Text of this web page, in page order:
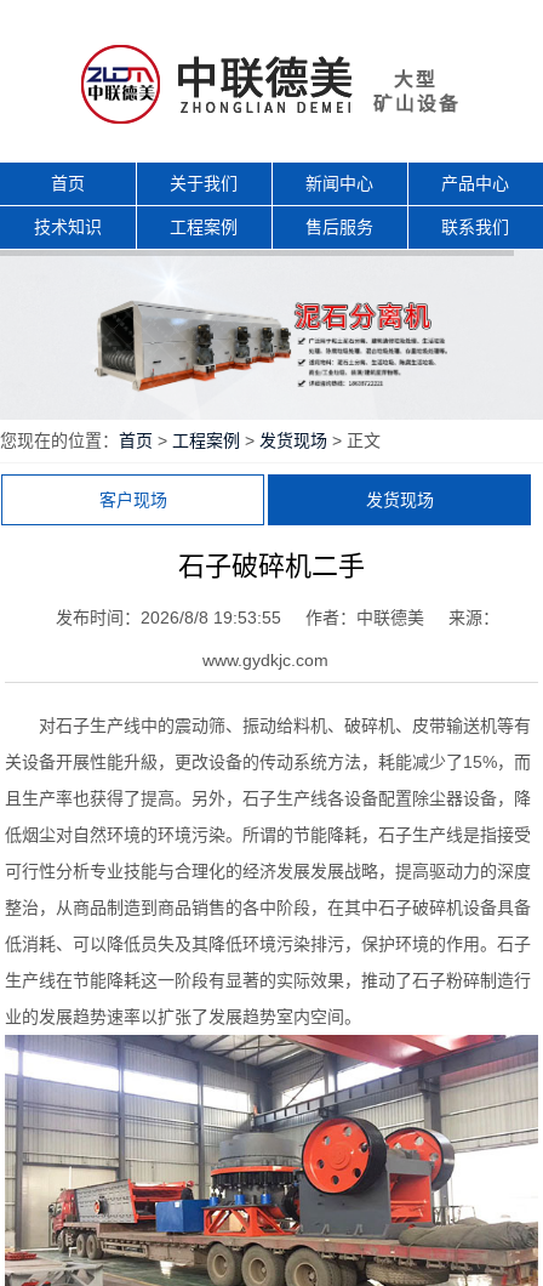
首页 关于我们 新闻中心 产品中心
技术知识 工程案例 售后服务 联系我们
您现在的位置： 首页 > 工程案例 > 发货现场 > 正文
客户现场 发货现场
石子破碎机二手
发布时间：2026/8/8 19:53:55 作者：中联德美 来源：
www.gydkjc.com
对石子生产线中的震动筛、振动给料机、破碎机、皮带输送机等有
关设备开展性能升級，更改设备的传动系统方法，耗能减少了15%，而
且生产率也获得了提高。另外，石子生产线各设备配置除尘器设备，降
低烟尘对自然环境的环境污染。 所谓的节能降耗，石子生产线是指接受
可行性分析专业技能与合理化的经济发展发展战略，提高驱动力的深度
整治，从商品制造到商品销售的各中阶段，在其中石子破碎机设备具备
低消耗、可以降低员失及其降低环境污染排污，保护环境的作用。石子
生产线在节能降耗这一阶段有显著的实际效果，推动了石子粉碎制造行
业的发展趋势速率以扩张了发展趋势室内空间。